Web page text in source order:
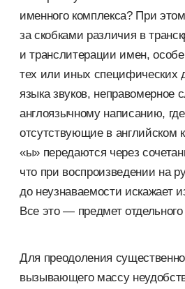
именного комплекса? При
за скобками различия в
и транслитерации имен,
тех или иных специфических
языка звуков, неправомерное
англоязычному написанию,
отсутствующие в английском
«ы» передаются через
что при воспроизведении на
до неузнаваемости искажает
Все это — предмет отдельного
Для преодоления
вызывающего массу